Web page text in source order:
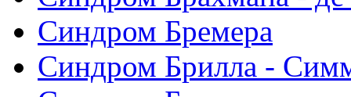
Синдром Бремера
Синдром Брилла -